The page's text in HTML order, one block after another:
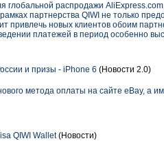
глобальной распродажи
партнерства QIWI не только
новых клиентов обоим
платежей в период особенно
и призы - iPhone 6 (Новости 2.0)
метода оплаты на сайте eBay, а
QIWI Wallet(Новости)